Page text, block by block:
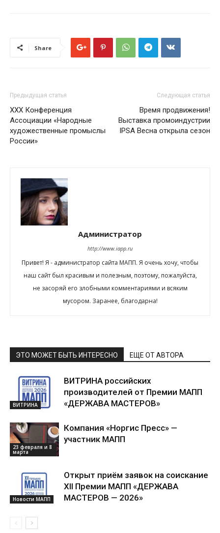
Share
Предыдущая статья
XXX Конференция
Ассоциации «Народные
художественные промыслы
России»
Следующая статья
Время продвижения!
Выставка промоиндустрии
IPSA Весна открыла сезон
Администратор
http://www.iapp.ru
Привет! Я - администратор сайта МАПП. Я очень хочу, чтобы
наш сайт был красивым и полезным, поэтому, пожалуйста,
не засоряй его злобными комментариями и всяким
мусором. Заранее, благодарна!
ЭТО МОЖЕТ БЫТЬ ИНТЕРЕСНО ЕЩЕ ОТ АВТОРА
ВИТРИНА
ВИТРИНА российских
производителей от Премии МАПП
«ДЕРЖАВА МАСТЕРОВ»
23 февраля и 8
марта
Компания «Норгис Пресс» —
участник МАПП
Новости МАПП
Открыт приём заявок на соискание
XII Премии МАПП «ДЕРЖАВА
МАСТЕРОВ — 2026»